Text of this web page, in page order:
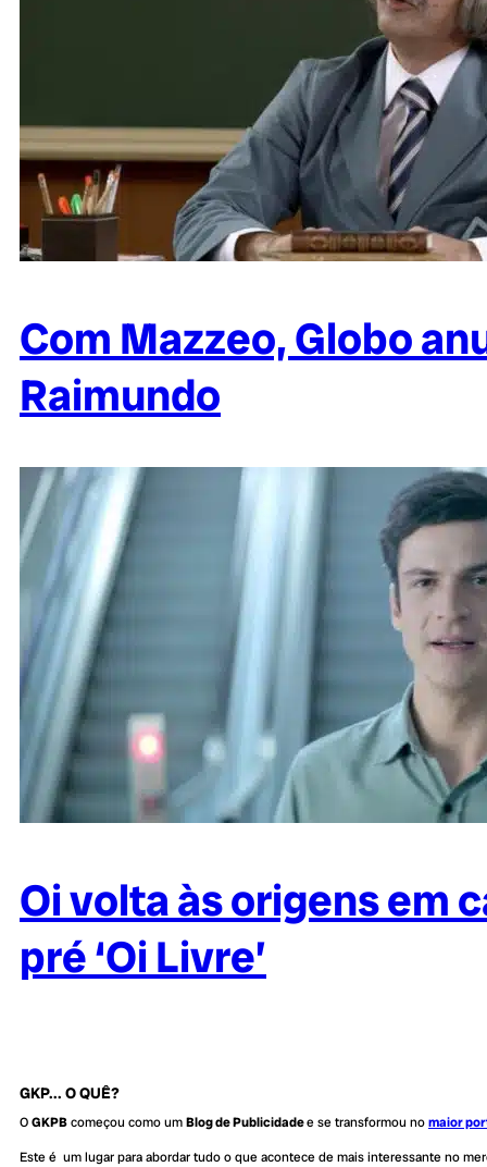
Com Mazzeo, Globo
Raimundo
Oi volta às origens em
pré ‘Oi Livre’
GKP... O QUÊ?
OGKPBcomeçou como umBlog de Publicidadee se transformou nomaior
Este é um lugar para abordar tudo o que acontece de mais interessante no